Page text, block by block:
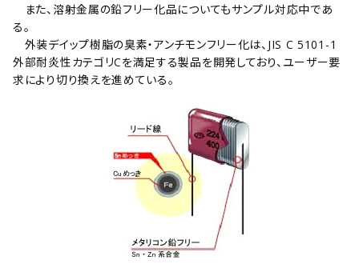
また、溶射金属の鉛フリー化品についてもサンプル対応中であ
る。
外装デイップ樹脂の臭素・アンチモンフリー化は、JIS C 5101-1
外部耐炎性カテゴリCを満足する製品を開発しており、ユーザー要
求により切り換えを進めている。